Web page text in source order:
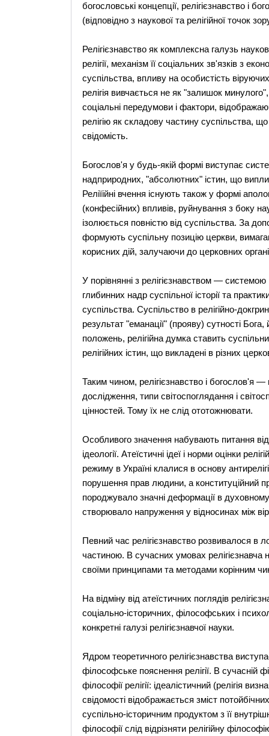
богословські концепції, релігієзнавство і
(відповідно з наукової та релігійної точок
Релігієзнавство як комплексна галузь
релігії, механізм її соціальних зв'язків з
суспільства, впливу на особистість
релігія вивчається не як "залишок
соціальні передумови і фактори,
релігію як складову частину суспільства,
свідомість.
Богослов'я у будь-якій формі виступає
надприродних, "абсолютних" істин, що
Реліїійні вчення існують також у формі
(конфесійних) впливів, руйнування з боку
ізолюється повністю від суспільства. За
формують суспільну позицію церкви,
корисних дій, залучаючи до церковних
У порівнянні з релігієзнавством — системою
глибинних надр суспільної історії та
суспільства. Суспільство в релігійно-
результат "еманації" (прояву) сутності
положень, релігійна думка ставить
релігійних істин, що викладені в різних
Таким чином, релігієзнавство і богослов'я
дослідження, типи світоспоглядання і
цінностей. Тому їх не слід ототожнювати.
Особливого значення набувають питання
ідеології. Атеїстичні ідеї і норми оцінки
режиму в Україні клалися в основу
порушення прав людини, а конституційний
породжувало значні деформації в
створювало напруження у відносинах між
Певний час релігієзнавство розвивалося в
частиною. В сучасних умовах
своїми принципами та методами корінним
На відміну від атеїстичних поглядів
соціально-історичних, філософських і
конкретні галузі релігієзнавчої науки.
Ядром теоретичного релігієзнавства
філософське пояснення релігії. В сучасній
філософії релігії: ідеалістичний (релігія
свідомості відображається зміст
суспільно-історичним продуктом з її
філософії слід відрізняти релігійну